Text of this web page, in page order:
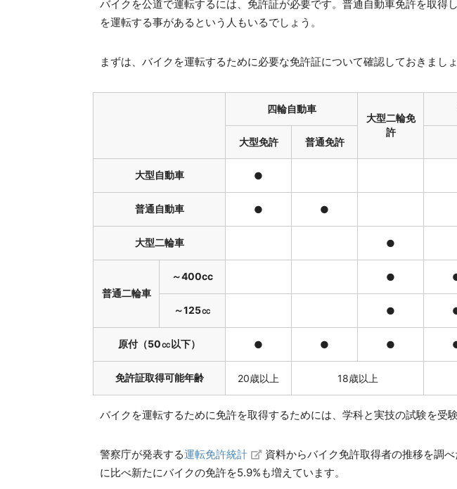
バイクを公道で運転するには、免許証が必要です。普通自動車免許を取得
を運転する事があるという人もいるでしょう。
まずは、バイクを運転するために必要な免許証について確認しておきましょ
四輪自動車
大型二輪免
許
大型免許
普通免許
大型自動車 ●
普通自動車 ● ●
大型二輪車 ●
普通二輪車
～400cc ●
～125㏄ ●
原付（50㏄以下） ● ● ●
免許証取得可能年齢 20歳以上 18歳以上
バイクを運転するために免許を取得するためには、学科と実技の試験を受
警察庁が発表する運転免許統計
資料からバイク免許取得者の推移を調
に比べ新たにバイクの免許を5.9%も増えています。